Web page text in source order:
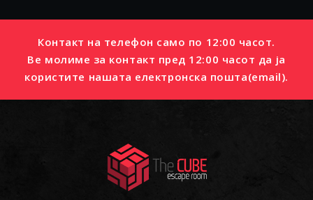
Контакт на телефон само по 12:00 часот.
Ве молиме за контакт пред 12:00 часот да ја
користите нашата електронска пошта(email).